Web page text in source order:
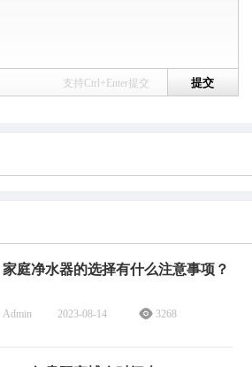
支持Ctrl+Enter提交
家庭净水器的选择有什么注意事项？
Admin 2023-08-14 3268